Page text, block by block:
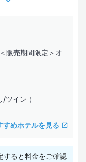
販売期間限定＞オ
ツイン ）
すめホテルを見る
すると料金をご確認